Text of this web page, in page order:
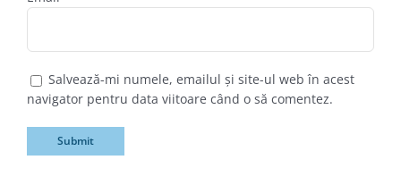
Salvează-mi numele, emailul și site-ul web în acest
navigator pentru data viitoare când o să comentez.